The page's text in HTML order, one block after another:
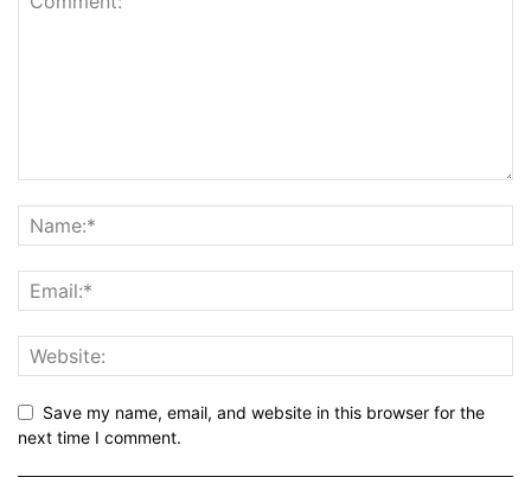
Save my name, email, and website in this browser for the
next time I comment.